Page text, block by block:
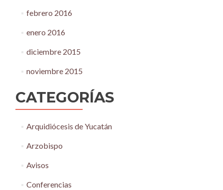
febrero 2016
enero 2016
diciembre 2015
noviembre 2015
CATEGORÍAS
Arquidiócesis de Yucatán
Arzobispo
Avisos
Conferencias